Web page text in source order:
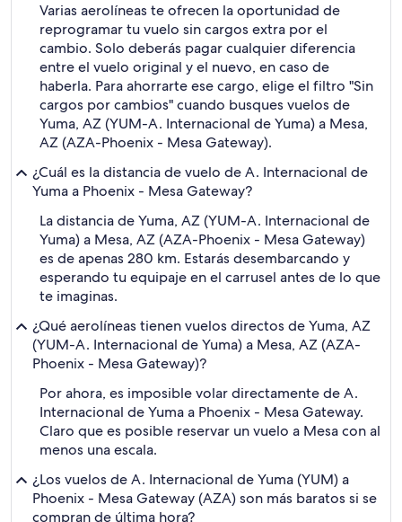
Varias aerolíneas te ofrecen la oportunidad de
reprogramar tu vuelo sin cargos extra por el
cambio. Solo deberás pagar cualquier diferencia
entre el vuelo original y el nuevo, en caso de
haberla. Para ahorrarte ese cargo, elige el filtro "Sin
cargos por cambios" cuando busques vuelos de
Yuma, AZ (YUM-A. Internacional de Yuma) a Mesa,
AZ (AZA-Phoenix - Mesa Gateway).
¿Cuál es la distancia de vuelo de A. Internacional de
Yuma a Phoenix - Mesa Gateway?
La distancia de Yuma, AZ (YUM-A. Internacional de
Yuma) a Mesa, AZ (AZA-Phoenix - Mesa Gateway)
es de apenas 280 km. Estarás desembarcando y
esperando tu equipaje en el carrusel antes de lo que
te imaginas.
¿Qué aerolíneas tienen vuelos directos de Yuma, AZ
(YUM-A. Internacional de Yuma) a Mesa, AZ (AZA-
Phoenix - Mesa Gateway)?
Por ahora, es imposible volar directamente de A.
Internacional de Yuma a Phoenix - Mesa Gateway.
Claro que es posible reservar un vuelo a Mesa con al
menos una escala.
¿Los vuelos de A. Internacional de Yuma (YUM) a
Phoenix - Mesa Gateway (AZA) son más baratos si se
compran de última hora?